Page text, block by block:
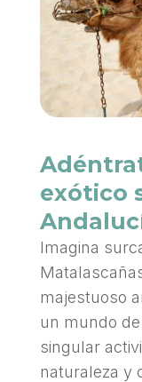
exótico
Imagina
majestuoso
un mundo
singular
naturaleza y